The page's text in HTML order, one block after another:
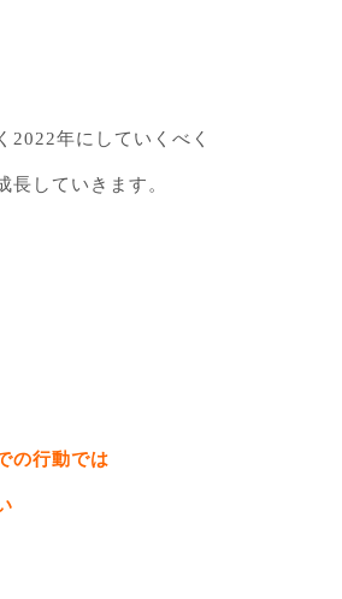
2022年にしていくべく
長していきます。
の行動では